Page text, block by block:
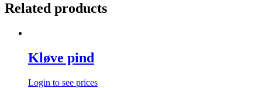
Related products
Kløve pind
Login to see prices